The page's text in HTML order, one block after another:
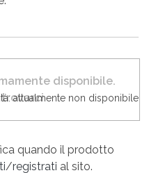
disponibile.
trovarci
attualmente non disponibile
quando il prodotto
/registrati al sito.